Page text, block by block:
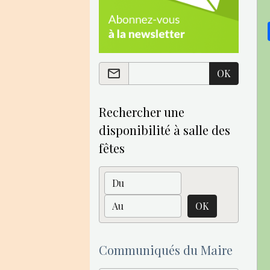
OK
Rechercher une
disponibilité à salle des
fêtes
Date de début
Date de fin
OK
Communiqués du Maire